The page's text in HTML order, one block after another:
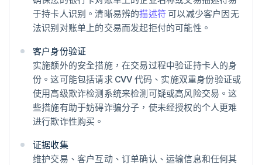
于持卡人识别。清晰易辨的描述符可以减少客户因无
法识别对账单上的交易而发起拒付的可能性。
客户身份验证
实施额外的安全措施，在交易过程中验证持卡人的身
份。这可能包括请求 CVV 代码、实施双重身份验证或
使用高级欺诈检测系统来检测可疑或高风险交易。这
些措施有助于妨碍诈骗分子，使未经授权的个人更难
进行欺诈性购买。
证据收集
维护交易、客户互动、订单确认、运输信息和任何其